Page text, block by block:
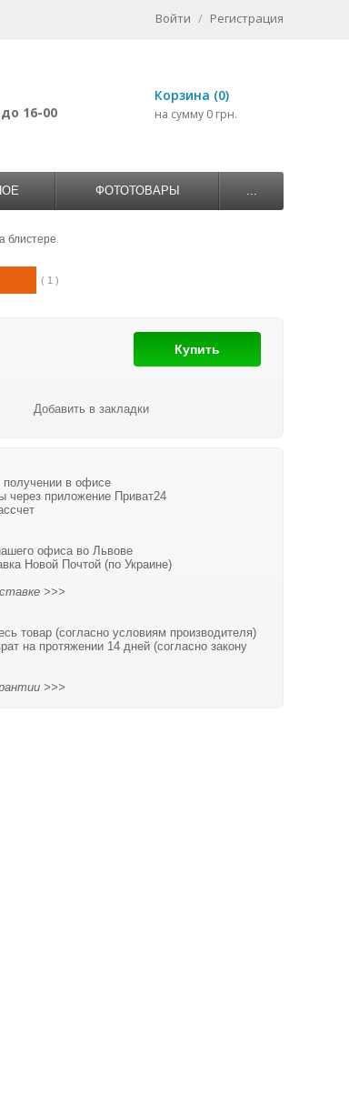
Войти / Регистрация
16-00
Корзина (0)
на сумму 0 грн.
ФОТОТОВАРЫ ...
блистере
( 1 )
Купить
Добавить в закладки
в офисе
через приложение Приват24
офиса во Львове
Новой Почтой (по Украине)
>>>
товар (согласно условиям производителя)
на протяжении 14 дней (согласно закону
>>>